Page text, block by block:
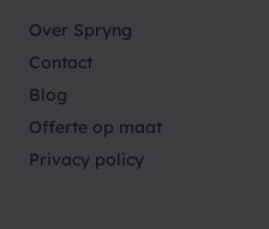
Over Spryng
Contact
Blog
Offerte op maat
Privacy policy